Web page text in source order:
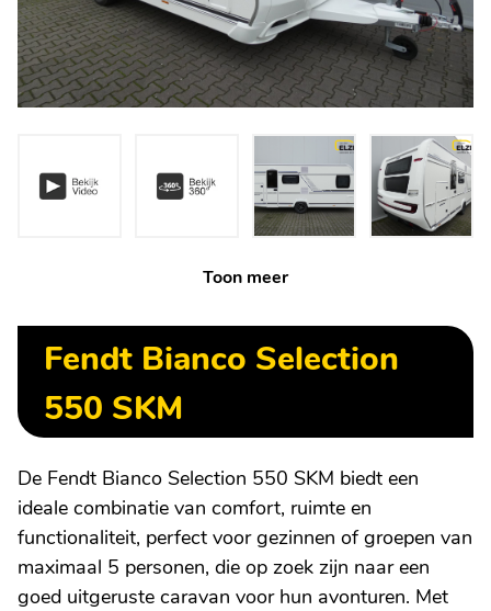
Toon meer
Fendt Bianco Selection
550 SKM
De Fendt Bianco Selection 550 SKM biedt een
ideale combinatie van comfort, ruimte en
functionaliteit, perfect voor gezinnen of groepen van
maximaal 5 personen, die op zoek zijn naar een
goed uitgeruste caravan voor hun avonturen. Met